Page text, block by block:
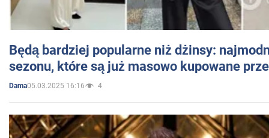
Będą bardziej popularne niż dżinsy:
sezonu, które są już masowo kupowane
Dama05.03.2025 16:16 4